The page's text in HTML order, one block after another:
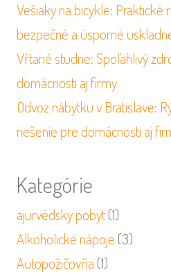
Vešiaky na bicykle: Praktické
bezpečné a úsporné
Vŕtané studne: Spoľahlivý
domácnosti aj firmy
Odvoz nábytku v Bratislave:
riešenie pre domácnosti aj
Kategórie
ajurvédsky pobyt(1)
Alkoholické nápoje (3)
Autopožičovňa (1)